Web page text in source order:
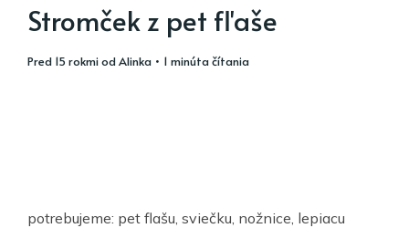
Stromček z pet fľaše
pred 15 rokmiodAlinka • 1 minúta čítania
potrebujeme: pet flašu, sviečku, nožnice, lepiacu